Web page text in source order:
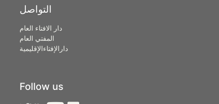
التواصل
دار الافتاء العام
المفتي العام
دارالإفتاءالإقليمية
Follow us